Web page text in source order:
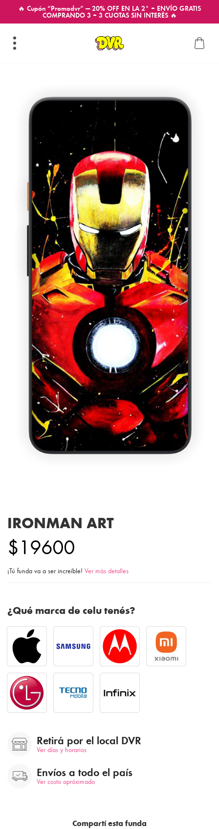
🔥 Cupón “Promodvr” — 20% OFF EN LA 2° + ENVÍO GRATIS
COMPRANDO 3 + 3 CUOTAS SIN INTERÉS 🔥
IRONMAN ART
$19600
¡Tú funda va a ser increíble! Ver más detalles
¿Qué marca de celu tenés?
Retirá por el local DVR
Ver días y horarios
Envíos a todo el país
Ver costo apróximado
Compartí esta funda